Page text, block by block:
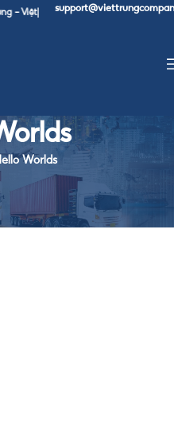
- Việt|
Worlds